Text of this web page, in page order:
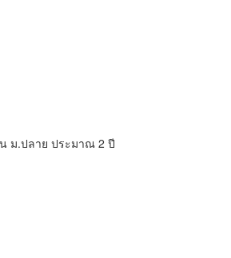
ม.ปลาย ประมาณ 2 ปี